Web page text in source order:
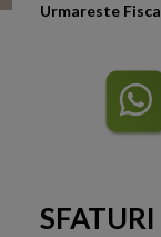
Urmareste